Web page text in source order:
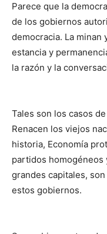
Parece que la
de los gobiernos
democracia. La minan
estancia y
la razón y la
Tales son los casos
Renacen los viejos
historia, Economía
partidos homogéneos
grandes capitales,
estos gobiernos.